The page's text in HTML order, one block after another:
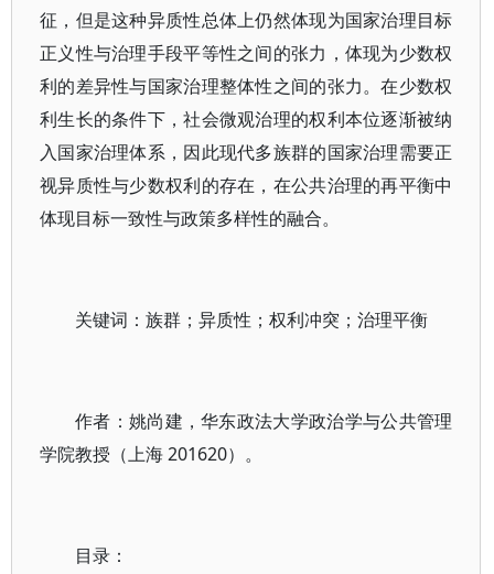
征，但是这种异质性总体上仍然体现为国家治理目标
正义性与治理手段平等性之间的张力，体现为少数权
利的差异性与国家治理整体性之间的张力。在少数权
利生长的条件下，社会微观治理的权利本位逐渐被纳
入国家治理体系，因此现代多族群的国家治理需要正
视异质性与少数权利的存在，在公共治理的再平衡中
体现目标一致性与政策多样性的融合。
关键词：族群；异质性；权利冲突；治理平衡
作者：姚尚建，华东政法大学政治学与公共管理
学院教授（上海 201620）。
目录：